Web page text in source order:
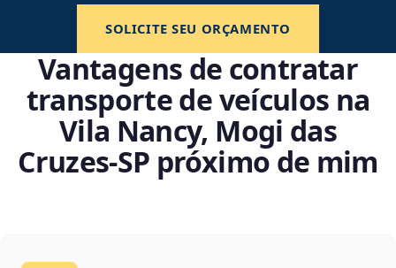
SOLICITE SEU ORÇAMENTO
Vantagens de contratar
transporte de veículos na
Vila Nancy, Mogi das
Cruzes‑SP próximo de mim